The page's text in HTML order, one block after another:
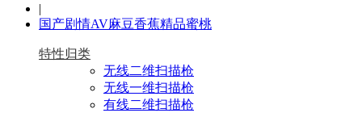
|
国产剧情AV麻豆香蕉精品蜜桃
特性归类
无线二维扫描枪
无线一维扫描枪
有线二维扫描枪